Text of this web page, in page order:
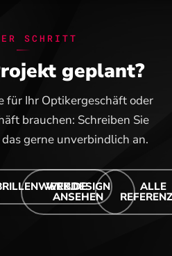
SCHRITT
geplant?
für Ihr Optikergeschäft oder
brauchen: Schreiben Sie
gerne unverbindlich an.
WEBDESIGN
ANSEHEN
ALLE